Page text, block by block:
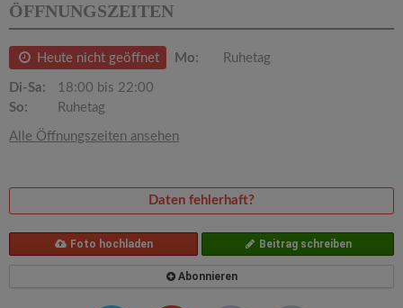
ÖFFNUNGSZEITEN
Heute nicht geöffnet Mo: Ruhetag
Di-Sa:
18:00 bis 22:00
So:
Ruhetag
Alle Öffnungszeiten ansehen
Daten fehlerhaft?
Foto hochladen Beitrag schreiben
Abonnieren
t
i